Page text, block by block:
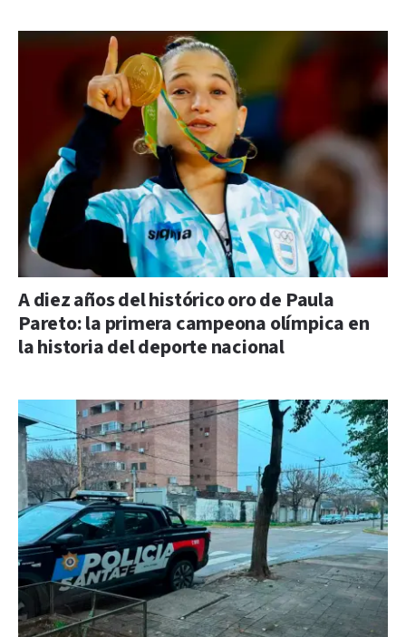
A diez años del histórico oro de Paula
Pareto: la primera campeona olímpica en
la historia del deporte nacional